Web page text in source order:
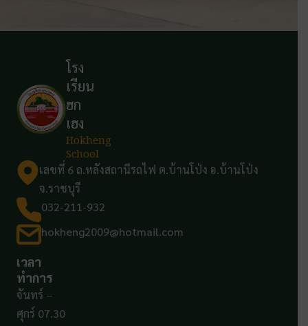
โรง
เรียน
ฮก
เฮง
Hokheng
School
เลขที่ 6 ถ.หลังสถานีรถไฟ ต.บ้านโป่ง อ.บ้านโป่ง
จ.ราชบุรี
032-211-932
hokheng2009@hotmail.com
เวลา
ทำการ
จันทร์ –
ศุกร์ 07.30